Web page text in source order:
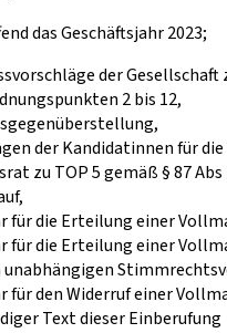
das Geschäftsjahr 2023;
der Gesellschaft
2 bis 12,
der Kandidatinnen für die
zu TOP 5 gemäß § 87
für die Erteilung einer
für die Erteilung einer
unabhängigen
für den Widerruf einer
Text dieser Einberufung